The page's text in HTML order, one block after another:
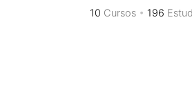
10 Cursos • 196